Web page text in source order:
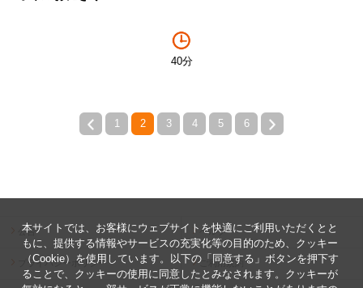
40分
1 2 3 4 5 6
公告 ヘルプ
プライバシーポリシー ご利用規約
本サイトでは、お客様にウェブサイトを快適にご利用いただくとと
もに、提供する情報やサービスの充実化等の目的のため、クッキー
（Cookie）を使用しています。以下の「同意する」ボタンを押下す
ることで、クッキーの使用に同意したとみなされます。クッキーが